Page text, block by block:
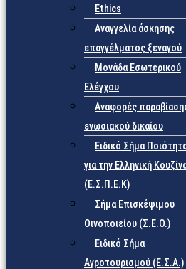
Ethics
Αναγγελία άσκησης
επαγγέλματος ξεναγού
Μονάδα Εσωτερικού
Ελέγχου
Αναφορές
ενωσιακού δικαίου
Ειδικό Σήμα
για την Ελληνική
(Ε.Σ.Π.Ε.Κ)
Σήμα Επισκέψιμου
Οινοποιείου (Σ.Ε.Ο.)
Ειδικό Σήμα
Αγροτουρισμού (Ε.Σ.Α.)